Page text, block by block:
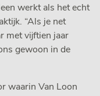
werkt als het echt
“Als je net
met vijftien jaar
gewoon in de
waarin Van Loon